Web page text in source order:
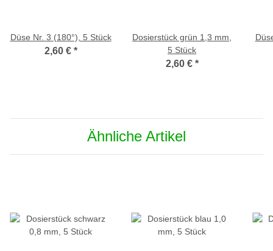
Düse Nr. 3 (180°), 5 Stück
2,60 € *
Dosierstück grün 1,3 mm,
5 Stück
2,60 € *
Ähnliche Artikel